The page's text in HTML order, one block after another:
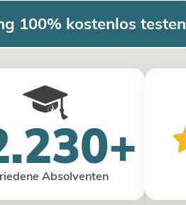
100% kostenlos testen
Absolventen